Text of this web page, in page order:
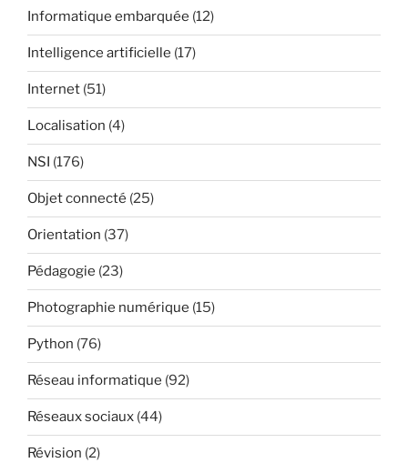
Informatique embarquée (12)
Intelligence artificielle (17)
Internet (51)
Localisation (4)
NSI (176)
Objet connecté (25)
Orientation (37)
Pédagogie (23)
Photographie numérique (15)
Python (76)
Réseau informatique (92)
Réseaux sociaux (44)
Révision (2)